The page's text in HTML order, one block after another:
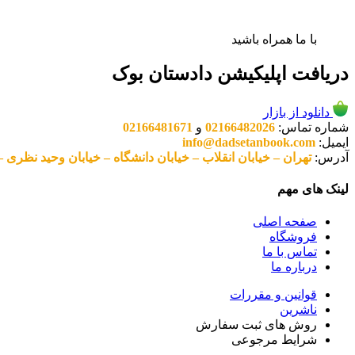
با ما همراه باشید
دریافت اپلیکیشن دادستان بوک
دانلود از بازار
شماره تماس: 02166482026 و 02166481671
ایمیل: info@dadsetanbook.com
آدرس:تهران – خیابان انقلاب – خیابان دانشگاه – خیابان وحید نظری – پلاک 49 واحد 3 کد پستی:
لینک های مهم
صفحه اصلی
فروشگاه
تماس با ما
درباره ما
قوانین و مقررات
ناشرین
روش های ثبت سفارش
شرایط مرجوعی